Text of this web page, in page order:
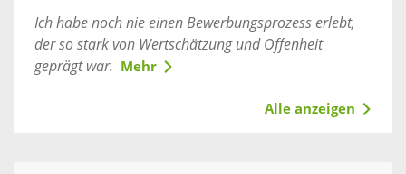
Ich habe noch nie einen Bewerbungsprozess erlebt,
der so stark von Wertschätzung und Offenheit
geprägt war.
Mehr
Alle anzeigen